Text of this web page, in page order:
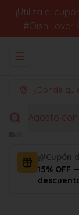
¡Utiliza el
#OishiLover
Abrir menu de
¿Dónde
Agosto
Cupón
15% OFF